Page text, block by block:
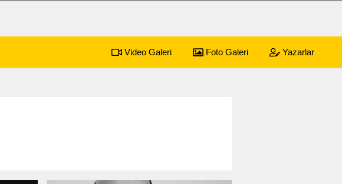
Video Galeri Foto Galeri Yazarlar